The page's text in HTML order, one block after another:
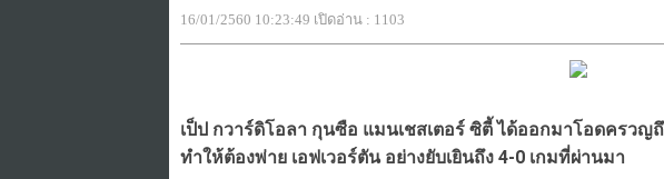
16/01/2560 10:23:49 เปิดอ่าน : 1103
เป็ป กวาร์ดิโอลา กุนซือ แมนเชสเตอร์ ซิตี้ ได้ออกมาโอดครว
ทำให้ต้องพ่าย เอฟเวอร์ตัน อย่างยับเยินถึง 4-0 เกมที่ผ่านมา